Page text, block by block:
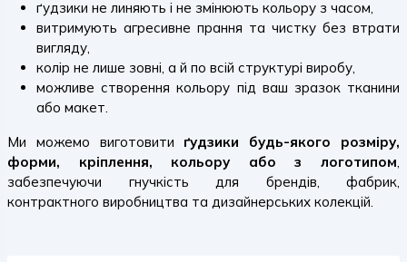
ґудзики не линяють і не змінюють кольору з часом,
витримують агресивне прання та чистку без втрати
вигляду,
колір не лише зовні, а й по всій структурі виробу,
можливе створення кольору під ваш зразок тканини
або макет.
Ми можемо виготовити ґудзики будь-якого розміру,
форми, кріплення, кольору або з логотипом,
забезпечуючи гнучкість для брендів, фабрик,
контрактного виробництва та дизайнерських колекцій.